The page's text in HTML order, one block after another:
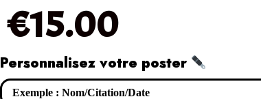
€15.00
Personnalisez votre poster